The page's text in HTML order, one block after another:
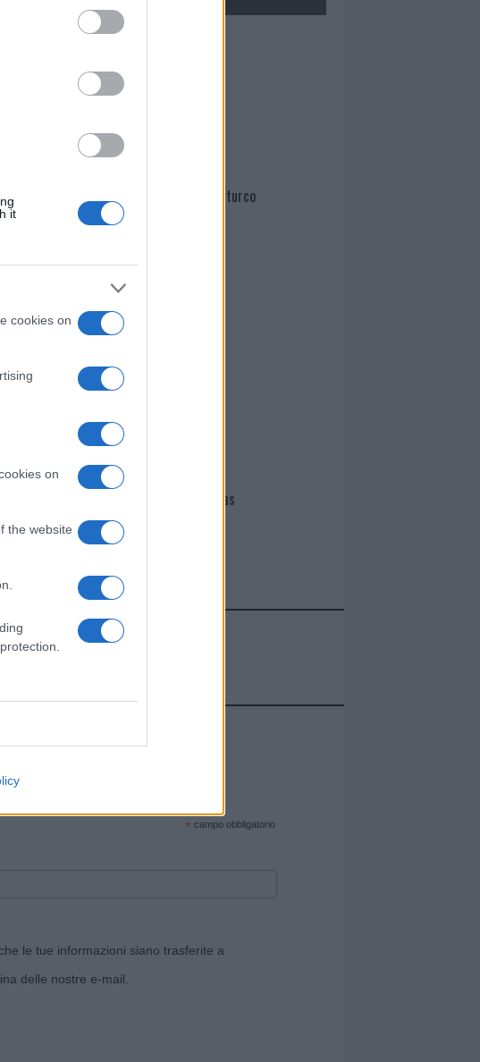
it
cookies on
on
the website
Martina Agostina Diturco
I nostri cari
I nostri cari
Giovannimaria Cabras
pubblicate sul sito web!
* campo obbligatorio
le tue informazioni siano trasferite a
delle nostre e-mail.